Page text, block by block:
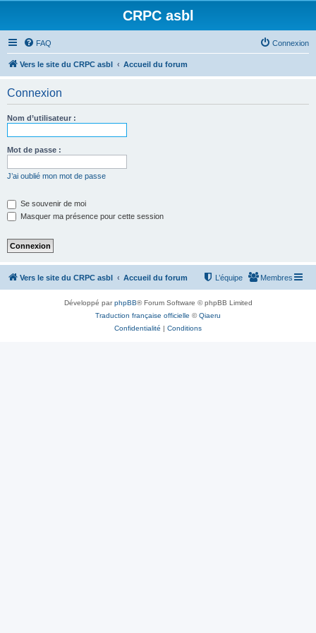
CRPC asbl
FAQ Connexion
Vers le site du CRPC asbl Accueil du forum
Connexion
Nom d’utilisateur :
Mot de passe :
J’ai oublié mon mot de passe
Se souvenir de moi
Masquer ma présence pour cette session
Vers le site du CRPC asbl Accueil du forum Membres
L’équipe
Développé parphpBB® Forum Software © phpBB Limited
Traduction française officielle ©Qiaeru
Confidentialité | Conditions